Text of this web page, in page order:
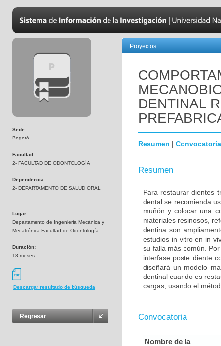
Sede:
Bogotá
Facultad:
2- FACULTAD DE ODONTOLOGÍA
Dependencia:
2- DEPARTAMENTO DE SALUD ORAL
Lugar:
Departamento de Ingeniería Mecánica y
Mecatrónica Facultad de Odontología
Duración:
18 meses
Descargar resultado de búsqueda
Regresar
Proyectos
DENTINAL
Resumen | Convocatoria
Resumen
Para restaurar dientes
dental se recomienda
muñón y colocar una
materiales resinosos,
dentina son
estudios in vitro en in
su falla más común.
interfase poste diente
diseñará un modelo
dentinal cuando es
cargas, usando el
Convocatoria
Nombre de la